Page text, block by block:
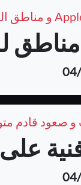
و صعود قادم